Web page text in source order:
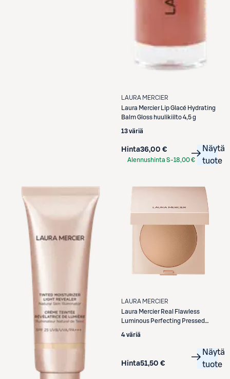
LAURA MERCIER
Laura Mercier Lip Glacé Hydrating
Balm Gloss huulikiilto 4,5 g
13 väriä
Hinta36,00 €
Alennushinta S-18,00 €
Näytä
tuote
LAURA MERCIER
Laura Mercier Real Flawless
Luminous Perfecting Pressed
4 väriä
Hinta51,50 €
Näytä
tuote